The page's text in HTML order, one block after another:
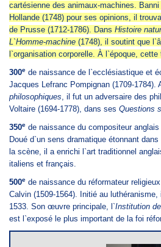
cartésienne des animaux-machines.
Hollande (1748) pour ses opinions, il
de Prusse (1712-1786). Dans Histoire
L`Homme-machine (1748), il soutint que
l`organisation corporelle. À l`époque,
300e de naissance de l`ecclésiastique et
Jacques Lefranc Pompignan (1709-1784).
philosophiques, il fut un adversaire des
Voltaire (1694-1778), dans ses Questions
350e de naissance du compositeur
Doué d`un sens dramatique étonnant
la scène, il a enrichi l`art traditionnel
italiens et français.
500e de naissance du réformateur
Calvin (1509-1564). Initié au
1533. Son œuvre principale, l`Institution
est l`exposé le plus important de la foi